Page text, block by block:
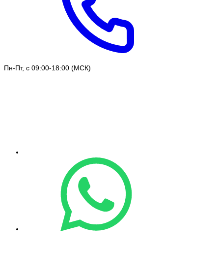
Пн-Пт, с 09:00-18:00 (МСК)